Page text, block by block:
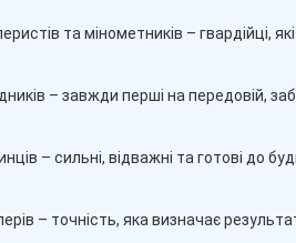
та мінометників – гвардійці,
– завжди перші на передовій,
– сильні, відважні та готові до
– точність, яка визначає